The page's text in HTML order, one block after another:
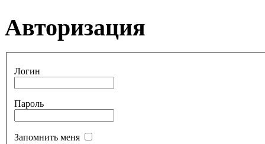
Авторизация
Логин
Пароль
Запомнить меня